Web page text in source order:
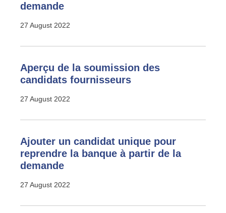
demande
27 August 2022
Aperçu de la soumission des
candidats fournisseurs
27 August 2022
Ajouter un candidat unique pour
reprendre la banque à partir de la
demande
27 August 2022